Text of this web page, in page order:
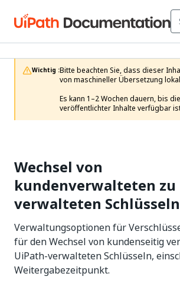
Wichtig :Bitte beachten Sie, dass dieser
von maschineller Übersetzung
Es kann 1–2 Wochen dauern, bis
veröffentlichter Inhalte verfügbar
Wechsel von
kundenverwalteten zu
verwalteten Schlüsseln
Verwaltungsoptionen für
für den Wechsel von kundenseitig
UiPath-verwalteten Schlüsseln,
Weitergabezeitpunkt.